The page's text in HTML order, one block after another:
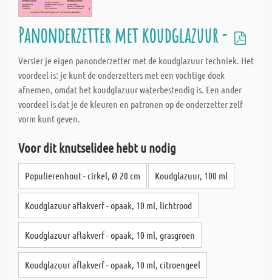
Panonderzetter met koudglazuur -
Versier je eigen panonderzetter met de koudglazuur techniek. Het
voordeel is: je kunt de onderzetters met een vochtige doek
afnemen, omdat het koudglazuur waterbestendig is. Een ander
voordeel is dat je de kleuren en patronen op de onderzetter zelf
vorm kunt geven.
Voor dit knutselidee hebt u nodig
Populierenhout - cirkel, Ø 20 cm Koudglazuur, 100 ml
Koudglazuur aflakverf - opaak, 10 ml, lichtrood
Koudglazuur aflakverf - opaak, 10 ml, grasgroen
Koudglazuur aflakverf - opaak, 10 ml, citroengeel